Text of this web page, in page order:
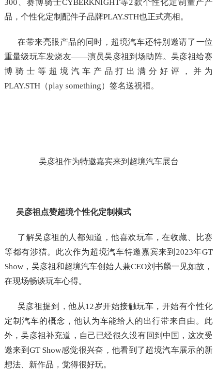
300、赛博骑士CYBERKNIGHT等2款个性化定制量产产
品，个性化定制配件子品牌PLAY.STH也正式亮相。
在带来亮眼产品的同时，超境汽车还特别邀请了一位
重量级玩车发烧友——演员吴彦祖到场助阵。吴彦祖给赛
博骑士等超境汽车产品打出满分好评，并为
PLAY.STH（play something）签名送祝福。
吴彦祖作为特邀嘉宾来到超境汽车展台
吴彦祖点赞超境个性化定制模式
了解吴彦祖的人都知道，他喜欢玩车，在收藏、比赛
等都有涉猎。此次作为超境汽车特邀嘉宾来到2023年GT
Show，吴彦祖和超境汽车创始人兼CEO刘书麟一见如故，
在现场畅谈玩车心得。
吴彦祖提到，他从12岁开始接触玩车，开始有个性化
定制汽车的概念，他认为车能给人的出行带来自由。此
外，吴彦祖补充道，自己已经很久没有回到中国，这次受
邀来到GT Show感觉很兴奋，他看到了超境汽车展示的新
想法、新作品，觉得很好玩。